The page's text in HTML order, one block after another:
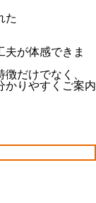
た
が体感できま
だけでなく、
かりやすくご案内